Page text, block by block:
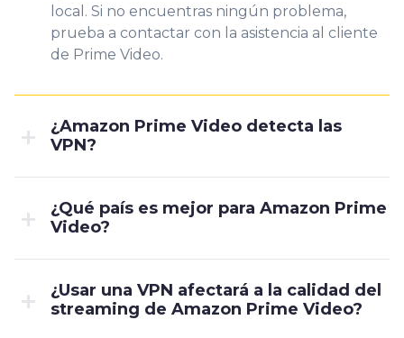
local. Si no encuentras ningún problema,
prueba a contactar con la asistencia al cliente
de Prime Video.
¿Amazon Prime Video detecta las
VPN?
¿Qué país es mejor para Amazon Prime
Video?
¿Usar una VPN afectará a la calidad del
streaming de Amazon Prime Video?